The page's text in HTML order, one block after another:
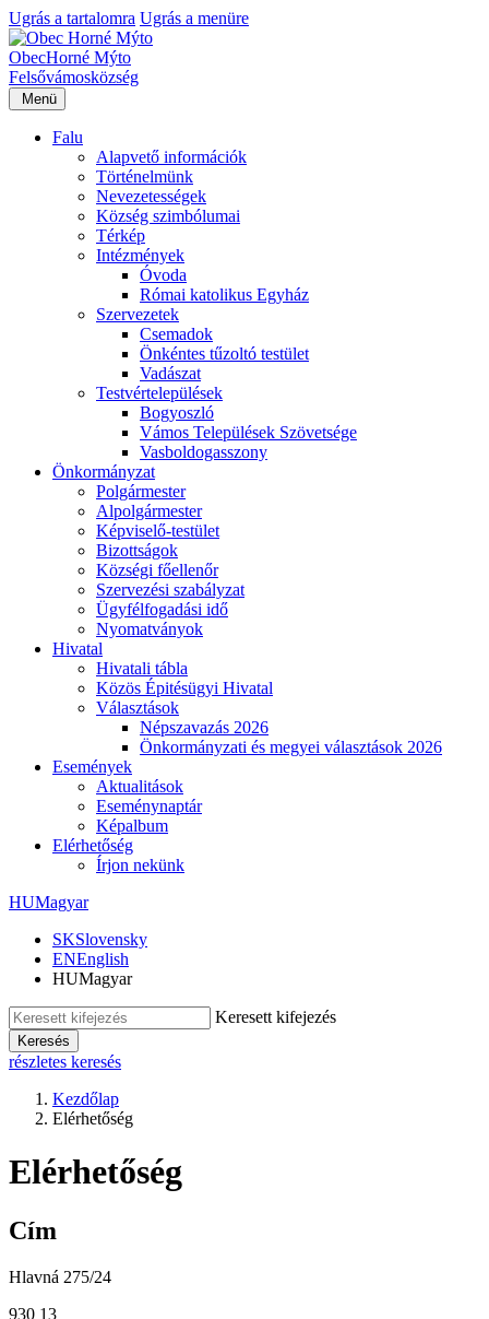
Ugrás a tartalomra Ugrás a menüre
ObecHorné Mýto
Felsővámosközség
Menü
Falu
Alapvető információk
Történelmünk
Nevezetességek
Község szimbólumai
Térkép
Intézmények
Óvoda
Római katolikus Egyház
Szervezetek
Csemadok
Önkéntes tűzoltó testület
Vadászat
Testvértelepülések
Bogyoszló
Vámos Települések Szövetsége
Vasboldogasszony
Önkormányzat
Polgármester
Alpolgármester
Képviselő-testület
Bizottságok
Községi főellenőr
Szervezési szabályzat
Ügyfélfogadási idő
Nyomatványok
Hivatal
Hivatali tábla
Közös Épitésügyi Hivatal
Választások
Népszavazás 2026
Önkormányzati és megyei választások 2026
Események
Aktualitások
Eseménynaptár
Képalbum
Elérhetőség
Írjon nekünk
HUMagyar
SKSlovensky
ENEnglish
HUMagyar
Keresett kifejezés
Keresés
részletes keresés
Kezdőlap
Elérhetőség
Elérhetőség
Cím
Hlavná 275/24
930 13